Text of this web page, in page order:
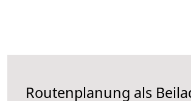
Routenplanung als